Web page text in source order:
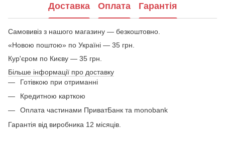
Доставка Оплата Гарантія
Самовивіз з нашого магазину — безкоштовно.
«Новою поштою» по Україні — 35 грн.
Кур'єром по Києву — 35 грн.
Більше інформації про доставку
Готівкою при отриманні
Кредитною карткою
Оплата частинами ПриватБанк та monobank
Гарантія від виробника 12 місяців.